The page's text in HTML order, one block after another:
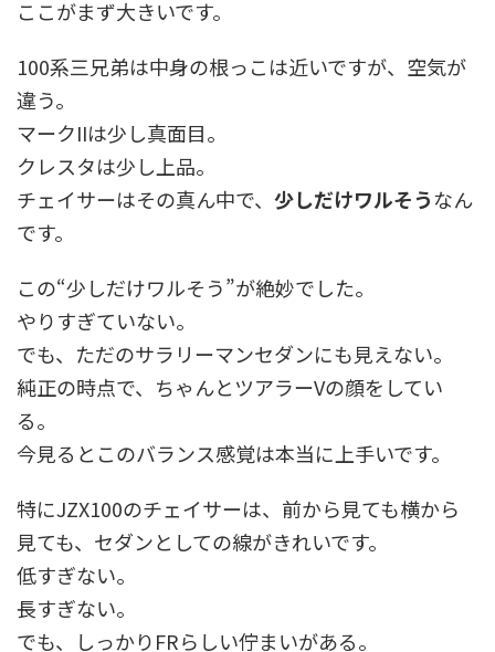
ここがまず大きいです。
100系三兄弟は中身の根っこは近いですが、空気が
違う。
マークIIは少し真面目。
クレスタは少し上品。
チェイサーはその真ん中で、 少しだけワルそうなん
です。
この“少しだけワルそう”が絶妙でした。
やりすぎていない。
でも、ただのサラリーマンセダンにも見えない。
純正の時点で、ちゃんとツアラーVの顔をしてい
る。
今見るとこのバランス感覚は本当に上手いです。
特にJZX100のチェイサーは、前から見ても横から
見ても、セダンとしての線がきれいです。
低すぎない。
長すぎない。
でも、しっかりFRらしい佇まいがある。